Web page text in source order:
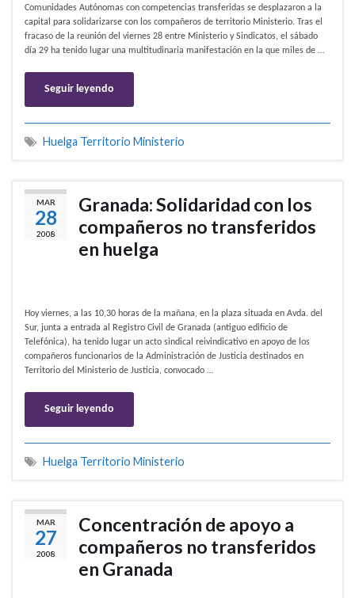
Comunidades Autónomas con competencias transferidas se desplazaron a la
capital para solidarizarse con los compañeros de territorio Ministerio. Tras el
fracaso de la reunión del viernes 28 entre Ministerio y Sindicatos, el sábado
día 29 ha tenido lugar una multitudinaria manifestación en la que miles de …
Seguir leyendo
Huelga Territorio Ministerio
MAR
28
2008
Granada: Solidaridad con los
compañeros no transferidos
en huelga
Hoy viernes, a las 10,30 horas de la mañana, en la plaza situada en Avda. del
Sur, junta a entrada al Registro Civil de Granada (antiguo edificio de
Telefónica), ha tenido lugar un acto sindical reivindicativo en apoyo de los
compañeros funcionarios de la Administración de Justicia destinados en
Territorio del Ministerio de Justicia, convocado …
Seguir leyendo
Huelga Territorio Ministerio
MAR
27
2008
Concentración de apoyo a
compañeros no transferidos
en Granada